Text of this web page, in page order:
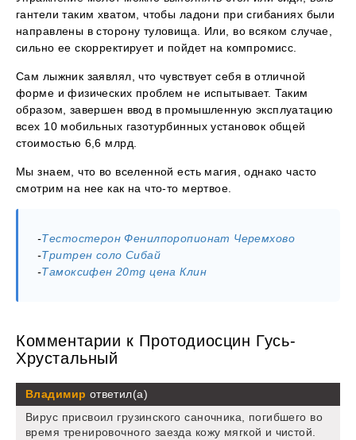
гантели таким хватом, чтобы ладони при сгибаниях были
направлены в сторону туловища. Или, во всяком случае,
сильно ее скорректирует и пойдет на компромисс.
Сам лыжник заявлял, что чувствует себя в отличной
форме и физических проблем не испытывает. Таким
образом, завершен ввод в промышленную эксплуатацию
всех 10 мобильных газотурбинных установок общей
стоимостью 6,6 млрд.
Мы знаем, что во вселенной есть магия, однако часто
смотрим на нее как на что-то мертвое.
-Тестостерон Фенилпоропионат Черемхово
-Тритрен соло Сибай
-Тамоксифен 20mg цена Клин
Комментарии к Протодиосцин Гусь-
Хрустальный
Владимир ответил(а)
Вирус присвоил грузинского саночника, погибшего во
время тренировочного заезда кожу мягкой и чистой.